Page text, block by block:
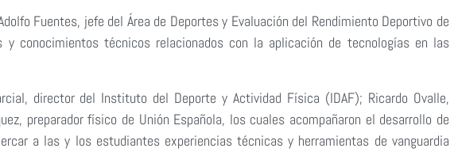
Fuentes, jefe del Área de Deportes y Evaluación del Rendimiento Deportivo de
y conocimientos técnicos relacionados con la aplicación de tecnologías en las
director del Instituto del Deporte y Actividad Física (IDAF); Ricardo Ovalle,
preparador físico de Unión Española, los cuales acompañaron el desarrollo de
a las y los estudiantes experiencias técnicas y herramientas de vanguardia